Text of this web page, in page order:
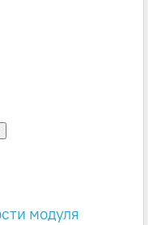
модуля